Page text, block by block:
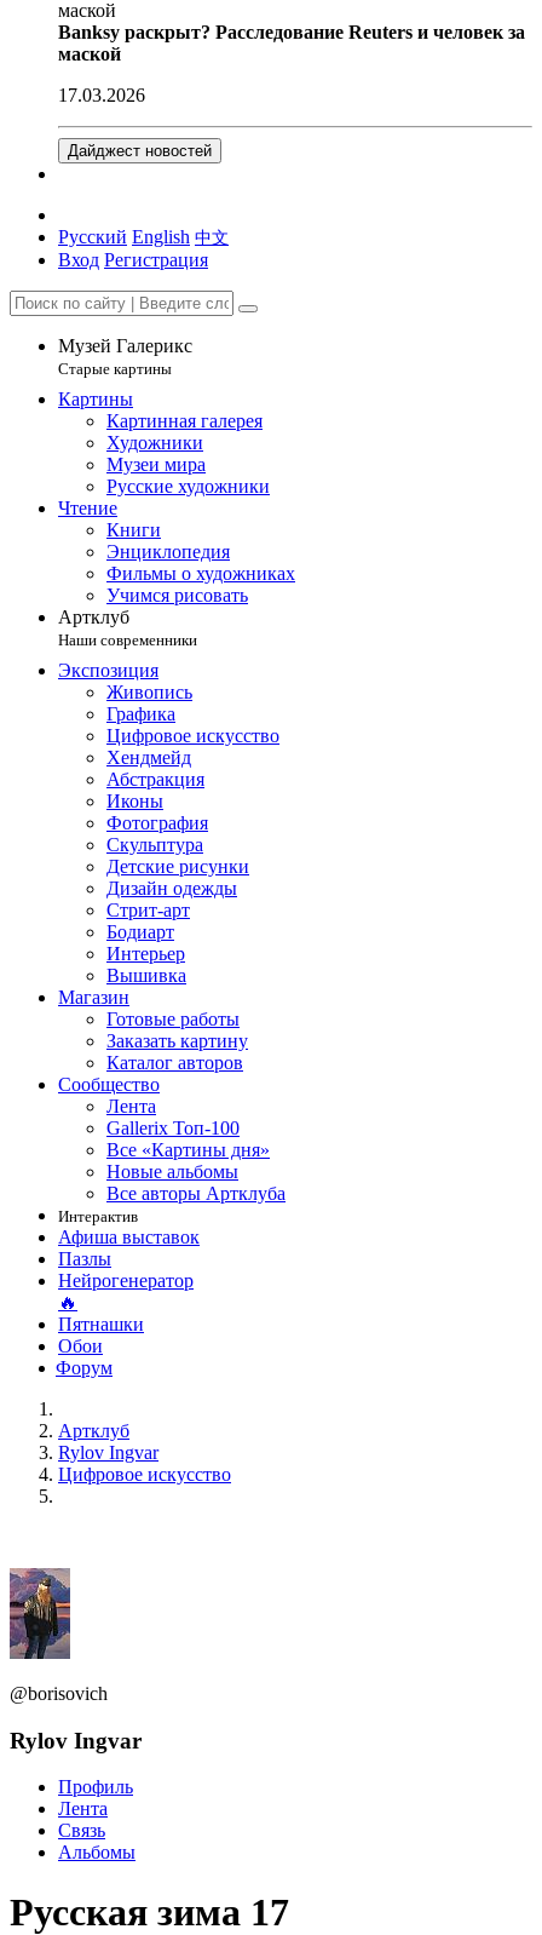
Banksy раскрыт? Расследование Reuters и человек за
маской
17.03.2026
Дайджест новостей
Русский English 中文
Вход Регистрация
Музей Галерикс
Старые картины
Картины
Картинная галерея
Художники
Музеи мира
Русские художники
Чтение
Книги
Энциклопедия
Фильмы о художниках
Учимся рисовать
Артклуб
Наши современники
Экспозиция
Живопись
Графика
Цифровое искусство
Хендмейд
Абстракция
Иконы
Фотография
Скульптура
Детские рисунки
Дизайн одежды
Стрит-арт
Бодиарт
Интерьер
Вышивка
Магазин
Готовые работы
Заказать картину
Каталог авторов
Сообщество
Лента
Gallerix Топ-100
Все «Картины дня»
Новые альбомы
Все авторы Артклуба
Интерактив
Афиша выставок
Пазлы
Нейрогенератор
🔥
Пятнашки
Обои
Форум
Артклуб
Rylov Ingvar
Цифровое искусство
@borisovich
Rylov Ingvar
Профиль
Лента
Связь
Альбомы
Русская зима 17